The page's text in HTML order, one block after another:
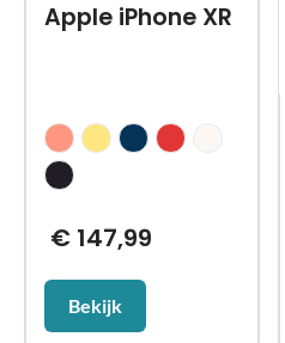
Apple iPhone XR
€147,99
Bekijk